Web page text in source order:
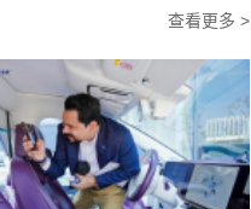
查看更多 >